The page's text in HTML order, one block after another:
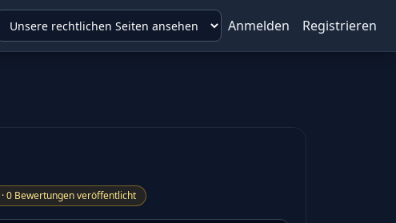
Anmelden Registrieren
·0 Bewertungen veröffentlicht